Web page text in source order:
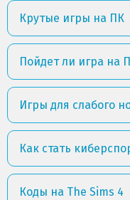
Крутые игры на ПК
Пойдет ли игра на
Игры для слабого
Как стать
Коды на The Sims 4